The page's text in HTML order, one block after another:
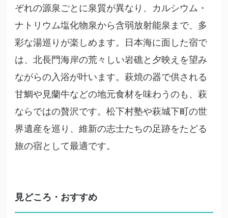
ぞれの源泉ごとに泉質が異なり、カルシウム・
ナトリウム塩化物泉から含弱放射能泉まで、多
彩な湯巡りが楽しめます。日本海に面した宿で
は、北長門海岸の荒々しい岩礁と夕映えを望み
ながらの入浴が叶います。萩焼の器で供される
甘鯛や見蘭牛などの地元食材を味わうのも、萩
ならではの贅沢です。松下村塾や萩城下町の世
界遺産を巡り、維新の志士たちの足跡をたどる
旅の宿として最適です。
見どころ・おすすめ